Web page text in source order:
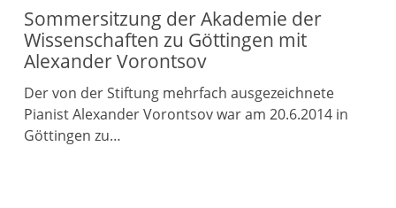
Sommersitzung der Akademie der
Wissenschaften zu Göttingen mit
Alexander Vorontsov
Der von der Stiftung mehrfach ausgezeichnete
Pianist Alexander Vorontsov war am 20.6.2014 in
Göttingen zu…